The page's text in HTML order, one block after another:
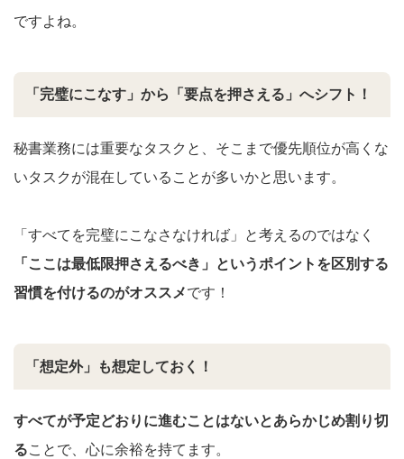
ですよね。
「完璧にこなす」から「要点を押さえる」へシフト！
秘書業務には重要なタスクと、そこまで優先順位が高くな
いタスクが混在していることが多いかと思います。
「すべてを完璧にこなさなければ」と考えるのではなく
「ここは最低限押さえるべき」というポイントを区別する
習慣を付けるのがオススメです！
「想定外」も想定しておく！
すべてが予定どおりに進むことはないとあらかじめ割り切
ることで、心に余裕を持てます。